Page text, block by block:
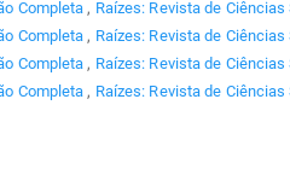
Completa, Raízes: Revista de
Completa, Raízes: Revista de
Completa, Raízes: Revista de
Completa, Raízes: Revista de